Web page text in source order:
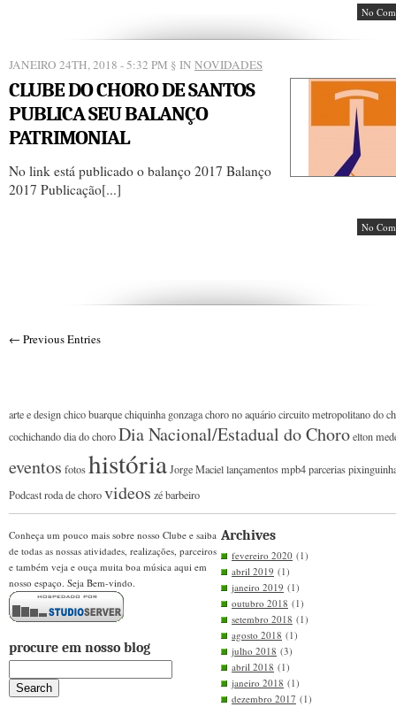
No
JANEIRO 24TH, 2018 - 5:32 PM § IN NOVIDADES
CLUBE DO CHORO DE SANTOS
PUBLICA SEU BALANÇO
PATRIMONIAL
No link está publicado o balanço 2017 Balanço
2017 Publicação[...]
No
← Previous Entries
arte e designchico buarquechiquinha gonzagachoro no aquáriocircuito metropolitano do
cochichandodia do choroDia Nacional/Estadual do Choroelton
eventos fotoshistóriaJorge Maciellançamentosmpb4parcerias
Podcastroda de chorovideos zé barbeiro
Conheça um pouco mais sobre nosso Clube e saiba
de todas as nossas atividades, realizações, parceiros
e também veja e ouça muita boa música aqui em
nosso espaço. Seja Bem-vindo.
procure em nosso blog
Archives
fevereiro 2020 (1)
abril 2019 (1)
janeiro 2019 (1)
outubro 2018 (1)
setembro 2018 (1)
agosto 2018 (1)
julho 2018 (3)
abril 2018 (1)
janeiro 2018 (1)
dezembro 2017 (1)